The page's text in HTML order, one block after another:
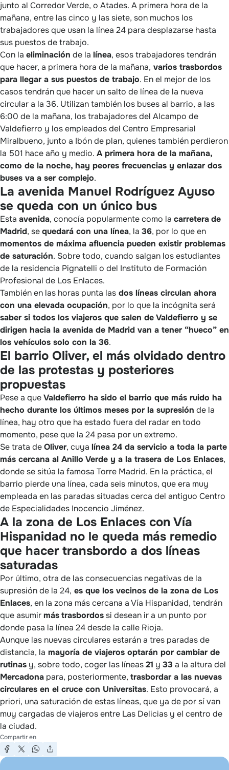
junto al Corredor Verde, o Atades. A primera hora de la
mañana, entre las cinco y las siete, son muchos los
trabajadores que usan la línea 24 para desplazarse hasta
sus puestos de trabajo.
Con la eliminación de la línea, esos trabajadores tendrán
que hacer, a primera hora de la mañana, varios trasbordos
para llegar a sus puestos de trabajo. En el mejor de los
casos tendrán que hacer un salto de línea de la nueva
circular a la 36. Utilizan también los buses al barrio, a las
6:00 de la mañana, los trabajadores del Alcampo de
Valdefierro y los empleados del Centro Empresarial
Miralbueno, junto a Ibón de plan, quienes también perdieron
la 501 hace año y medio. A primera hora de la mañana,
como de la noche, hay peores frecuencias y enlazar dos
buses va a ser complejo.
La avenida Manuel Rodríguez Ayuso
se queda con un único bus
Esta avenida, conocía popularmente como la carreterade
Madrid, sequedará con una línea, la 36, por lo que en
momentos de máxima afluencia pueden existir problemas
de saturación. Sobre todo, cuando salgan los estudiantes
de la residencia Pignatelli o del Instituto de Formación
Profesional de Los Enlaces.
También en las horas punta las dos líneas circulan ahora
con una elevada ocupación, por lo que la incógnita será
saber si todos los viajeros que salen de Valdefierro y se
dirigen hacia la avenida de Madrid van a tener “hueco” en
los vehículos solo con la 36.
El barrio Oliver, el más olvidado dentro
de las protestas y posteriores
propuestas
Pese a queValdefierro ha sido el barrio que más ruido ha
hecho durante los últimos meses por la supresión de la
línea, hay otro que ha estado fuera del radar en todo
momento, pese que la 24 pasa por un extremo.
Se trata deOliver, cuya línea 24 da servicio a toda la parte
más cercana al Anillo Verde y a la trasera de Los Enlaces,
donde se sitúa la famosa Torre Madrid. En la práctica, el
barrio pierde una línea, cada seis minutos, que era muy
empleada en las paradas situadas cerca del antiguo Centro
de Especialidades Inocencio Jiménez.
A la zona de Los Enlaces con Vía
Hispanidad no le queda más remedio
que hacer transbordo a dos líneas
saturadas
Por último, otra de las consecuencias negativas de la
supresión de la 24, es que los vecinos de la zona de Los
Enlaces, en la zona más cercana a Vía Hispanidad, tendrán
que asumirmástrasbordos si desean ir a un punto por
donde pasa la línea 24 desde la calle Rioja.
Aunque las nuevas circulares estarán a tres paradas de
distancia, la mayoría de viajeros optarán por cambiar de
rutinas y, sobre todo, coger las líneas21 y 33 a la altura del
Mercadona para, posteriormente, trasbordar a las nuevas
circulares en el cruce con Universitas. Esto provocará, a
priori, una saturación de estas líneas, que ya de por sí van
muy cargadas de viajeros entre Las Delicias y el centro de
la ciudad.
Compartir en